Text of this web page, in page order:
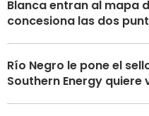
Blanca entran al mapa
concesiona las dos
Río Negro le pone el
Southern Energy quiere